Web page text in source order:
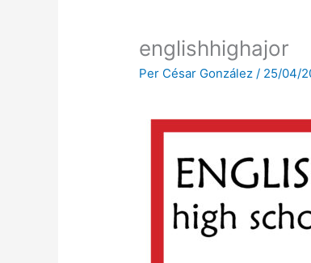
englishhighajor
Per César González/ 25/04/